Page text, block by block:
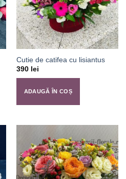
Cutie de catifea cu lisiantus
390 lei
ADAUGĂ ÎN COȘ